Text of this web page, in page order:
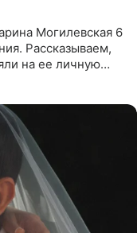
Могилевская 6
Рассказываем,
на ее личную